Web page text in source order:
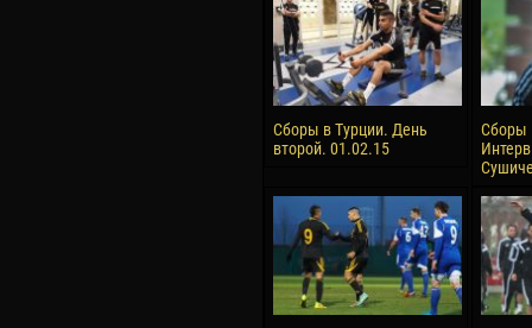
Сборы в Турции. День
второй. 01.02.15
Сборы